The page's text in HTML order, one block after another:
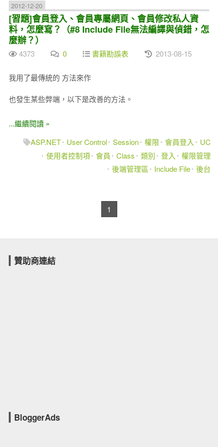
2012-12-20
[習題]會員登入、會員專屬網頁、會員修改私人資
料，怎麼寫？（#8 Include File無法編譯與偵錯，怎
麼辦？）
4373 0 書籍勘誤表 2013-08-15
我用了最傳統的 方法來作
也發生某些弊端，以下是改善的方法。
...繼續閱讀 »
ASP.NET
User Control Session 權限 會員登入
UC
使用者控制項 會員 Class 類別 登入
權限管理
後端管理區
Include File 後台
1
贊助商連結
BloggerAds